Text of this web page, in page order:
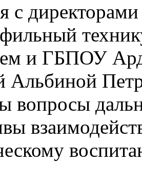
с
и ГБПОУ
вопросы